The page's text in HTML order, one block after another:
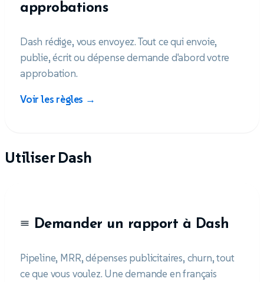
approbations
Dash rédige, vous envoyez. Tout ce qui envoie,
publie, écrit ou dépense demande d'abord votre
approbation.
Voir les règles →
Utiliser Dash
Demander un rapport à Dash
Pipeline, MRR, dépenses publicitaires, churn, tout
ce que vous voulez. Une demande en français